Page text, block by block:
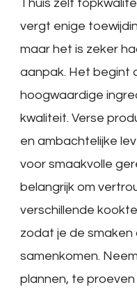
Thuis zelf
vergt enige
maar het is zeker
aanpak. Het begint
hoogwaardige
kwaliteit. Verse
en ambachtelijke
voor smaakvolle
belangrijk om
verschillende
zodat je de
samenkomen.
plannen, te